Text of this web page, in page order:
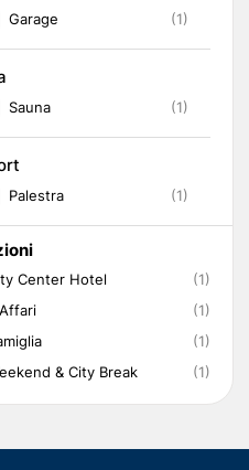
Garage (1)
Sauna (1)
Palestra (1)
Center Hotel
(1)
(1)
(1)
& City Break
(1)